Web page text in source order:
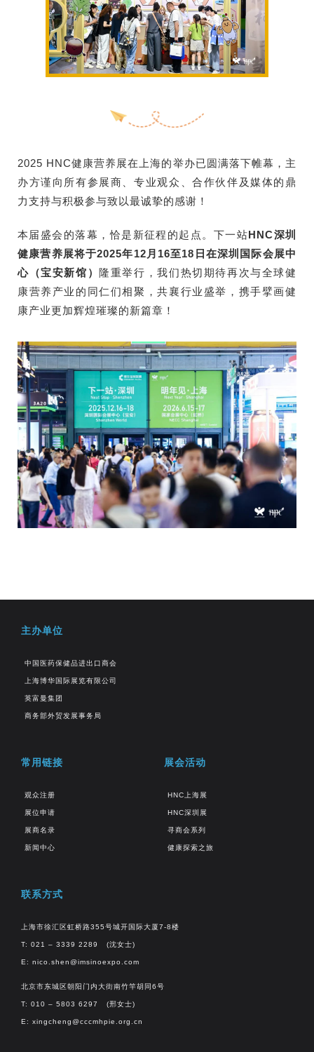
2025 HNC健康营养展在上海的举办已圆满落下帷幕，主
办方谨向所有参展商、专业观众、合作伙伴及媒体的鼎
力支持与积极参与致以最诚挚的感谢！
本届盛会的落幕，恰是新征程的起点。下一站HNC深圳
健康营养展将于2025年12月16至18日在深圳国际会展中
心（宝安新馆）
隆重举行，我们热切期待再次与全球健
康营养产业的同仁们相聚，共襄行业盛举，携手擘画健
康产业更加辉煌璀璨的新篇章！
主办单位
中国医药保健品进出口商会
上海博华国际展览有限公司
英富曼集团
商务部外贸发展事务局
常用链接
观众注册
展位申请
展商名录
新闻中心
展会活动
HNC上海展
HNC深圳展
寻商会系列
健康探索之旅
联系方式
上海市徐汇区虹桥路355号城开国际大厦7-8楼
T: 021 – 3339 2289 (沈女士)
E: nico.shen@imsinoexpo.com
北京市东城区朝阳门内大街南竹竿胡同6号
T: 010 – 5803 6297 (邢女士)
E: xingcheng@cccmhpie.org.cn